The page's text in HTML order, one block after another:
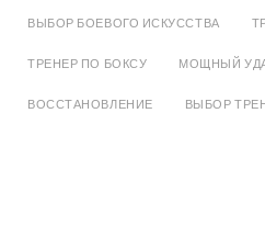
ВЫБОР БОЕВОГО ИСКУССТВА
ТРЕНЕР ПО БОКСУ МОЩНЫЙ
ВОССТАНОВЛЕНИЕ ВЫБОР